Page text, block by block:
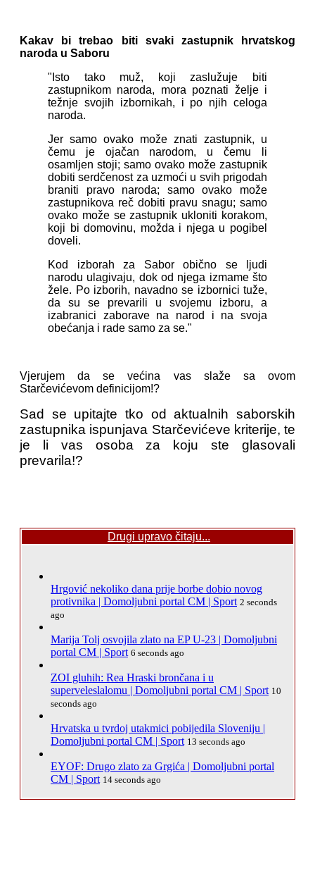
Kakav bi trebao biti svaki zastupnik hrvatskog
naroda u Saboru
"Isto tako muž, koji zaslužuje biti
zastupnikom naroda, mora poznati želje i
težnje svojih izbornikah, i po njih celoga
naroda.
Jer samo ovako može znati zastupnik, u
čemu je ojačan narodom, u čemu li
osamljen stoji; samo ovako može zastupnik
dobiti serdčenost za uzmoći u svih prigodah
braniti pravo naroda; samo ovako može
zastupnikova reč dobiti pravu snagu; samo
ovako može se zastupnik ukloniti korakom,
koji bi domovinu, možda i njega u pogibel
doveli.
Kod izborah za Sabor obično se ljudi
narodu ulagivaju, dok od njega izmame što
žele. Po izborih, navadno se izbornici tuže,
da su se prevarili u svojemu izboru, a
izabranici zaborave na narod i na svoja
obećanja i rade samo za se."
Vjerujem da se većina vas slaže sa ovom
Starčevićevom definicijom!?
Sad se upitajte tko od aktualnih saborskih
zastupnika ispunjava Starčevićeve kriterije, te
je li vas osoba za koju ste glasovali
prevarila!?
Drugi upravo čitaju...
Hrgović nekoliko dana prije borbe dobio novog
protivnika | Domoljubni portal CM | Sport 2 seconds
ago
Marija Tolj osvojila zlato na EP U-23 | Domoljubni
portal CM | Sport 6 seconds ago
ZOI gluhih: Rea Hraski brončana i u
superveleslalomu | Domoljubni portal CM | Sport 10
seconds ago
Hrvatska u tvrdoj utakmici pobijedila Sloveniju |
Domoljubni portal CM | Sport 13 seconds ago
EYOF: Drugo zlato za Grgića | Domoljubni portal
CM | Sport 14 seconds ago